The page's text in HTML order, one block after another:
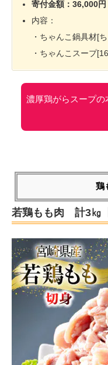
寄付金額：36,000円
内容：
・ちゃんこ鍋具材[
・ちゃんこスープ
濃厚鶏がらスープ
鶏
若鶏もも肉 計3㎏